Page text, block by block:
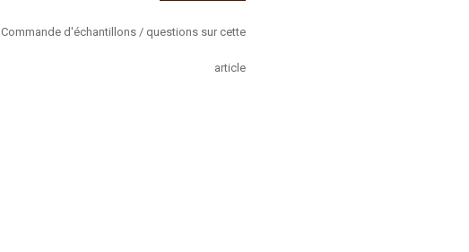
Commande d'échantillons / questions sur cette
article